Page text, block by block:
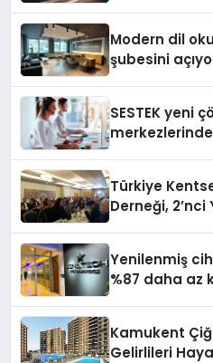
Modern dil
şubesini
SESTEK yeni
Türkiye
Derneği,
Yenilenmiş
%87 daha az
Kamukent Çiğli
Gelirlileri